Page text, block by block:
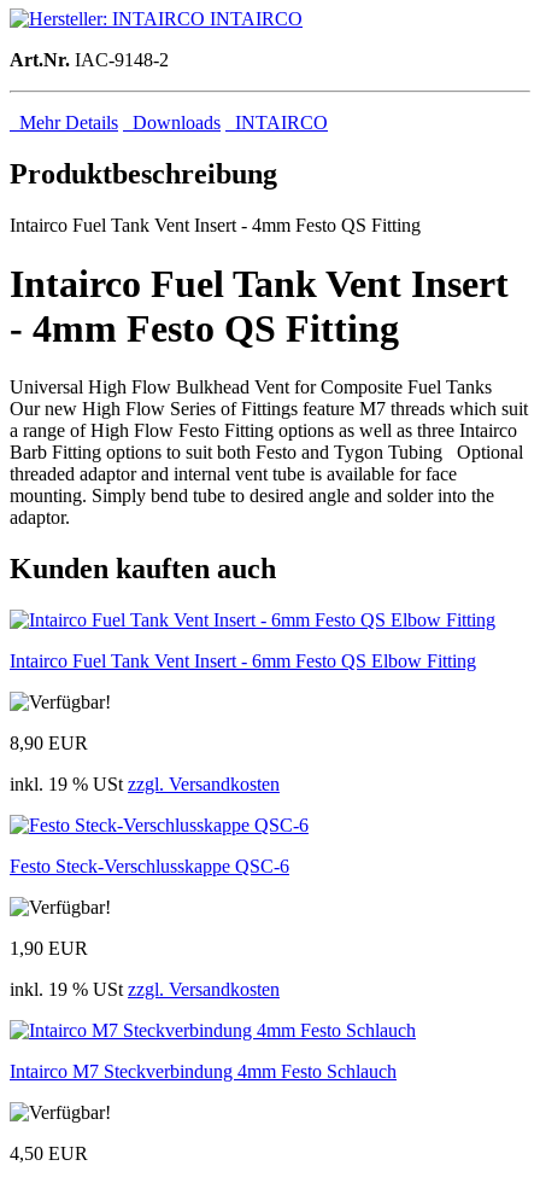
INTAIRCO
Art.Nr. IAC-9148-2
Mehr Details Downloads INTAIRCO
Produktbeschreibung
Intairco Fuel Tank Vent Insert - 4mm Festo QS Fitting
Intairco Fuel Tank Vent Insert
- 4mm Festo QS Fitting
Universal High Flow Bulkhead Vent for Composite Fuel Tanks
Our new High Flow Series of Fittings feature M7 threads which suit
a range of High Flow Festo Fitting options as well as three Intairco
Barb Fitting options to suit both Festo and Tygon Tubing Optional
threaded adaptor and internal vent tube is available for face
mounting. Simply bend tube to desired angle and solder into the
adaptor.
Kunden kauften auch
Intairco Fuel Tank Vent Insert - 6mm Festo QS Elbow Fitting
8,90 EUR
inkl. 19 % USt zzgl. Versandkosten
Festo Steck-Verschlusskappe QSC-6
1,90 EUR
inkl. 19 % USt zzgl. Versandkosten
Intairco M7 Steckverbindung 4mm Festo Schlauch
4,50 EUR